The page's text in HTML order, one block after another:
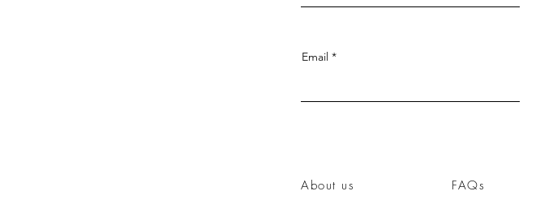
Email
About us
FAQs